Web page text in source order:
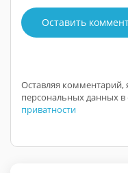
Оставить
Оставляя комментарий,
персональных данных в
приватности